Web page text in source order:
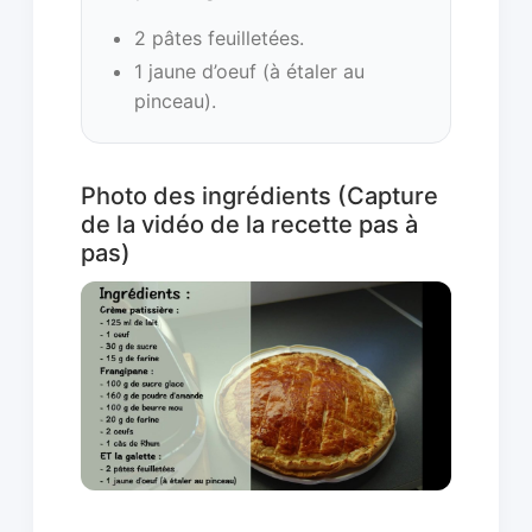
2 pâtes feuilletées.
1 jaune d’oeuf (à étaler au
pinceau).
Photo des ingrédients (Capture
de la vidéo de la recette pas à
pas)